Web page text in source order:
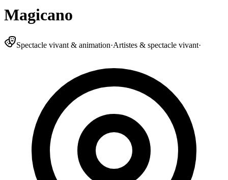
Magicano
Spectacle vivant & animation·Artistes & spectacle vivant·